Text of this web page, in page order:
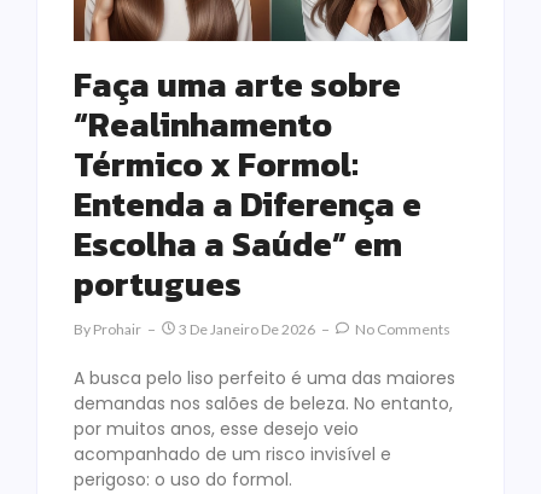
Faça uma arte sobre
“Realinhamento
Térmico x Formol:
Entenda a Diferença e
Escolha a Saúde” em
portugues
By Prohair 3 De Janeiro De 2026 No Comments
A busca pelo liso perfeito é uma das maiores
demandas nos salões de beleza. No entanto,
por muitos anos, esse desejo veio
acompanhado de um risco invisível e
perigoso: o uso do formol.